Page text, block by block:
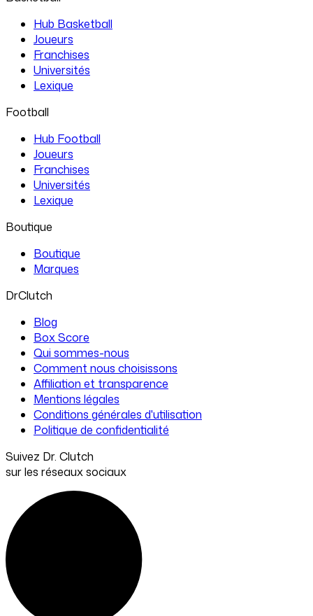
Hub Basketball
Joueurs
Franchises
Universités
Lexique
Football
Hub Football
Joueurs
Franchises
Universités
Lexique
Boutique
Boutique
Marques
DrClutch
Blog
Box Score
Qui sommes-nous
Comment nous choisissons
Affiliation et transparence
Mentions légales
Conditions générales d'utilisation
Politique de confidentialité
Suivez Dr. Clutch
sur les réseaux sociaux